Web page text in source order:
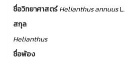
ชื่อวิทยาศาสตร์Helianthus annuusL.
สกุล
Helianthus
ชื่อพ้อง